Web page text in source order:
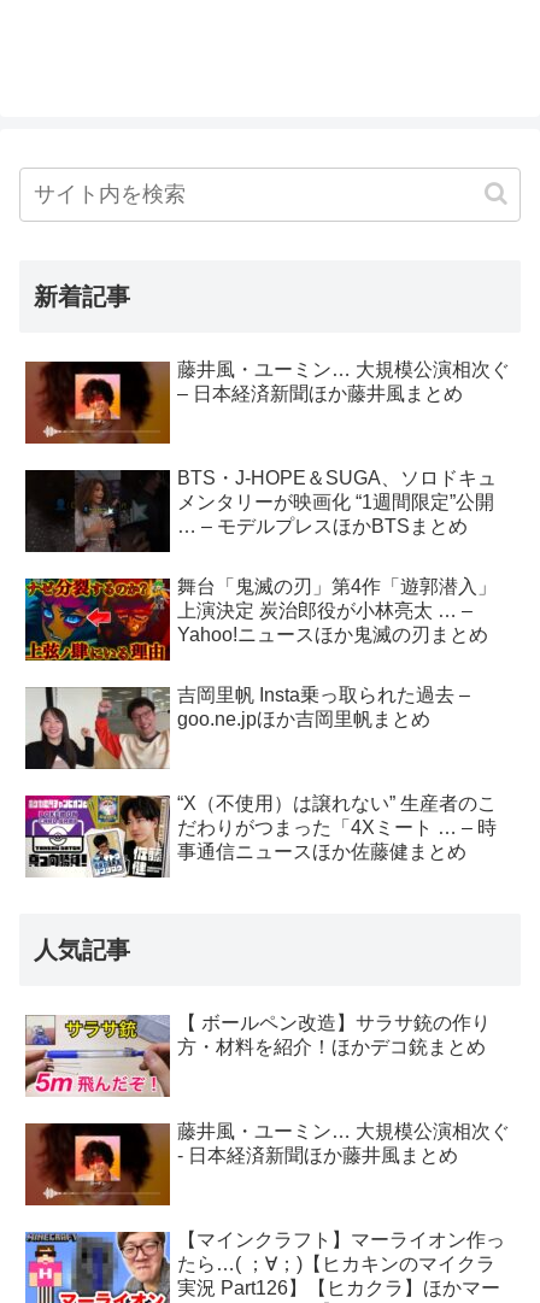
新着記事
藤井風・ユーミン… 大規模公演相次ぐ
– 日本経済新聞ほか藤井風まとめ
BTS・J-HOPE＆SUGA、ソロドキュ
メンタリーが映画化 “1週間限定”公開
… – モデルプレスほかBTSまとめ
舞台「鬼滅の刃」第4作「遊郭潜入」
上演決定 炭治郎役が小林亮太 … –
Yahoo!ニュースほか鬼滅の刃まとめ
吉岡里帆 Insta乗っ取られた過去 –
goo.ne.jpほか吉岡里帆まとめ
“X（不使用）は譲れない” 生産者のこ
だわりがつまった「4Xミート … – 時
事通信ニュースほか佐藤健まとめ
人気記事
【 ボールペン改造】サラサ銃の作り
方・材料を紹介！ほかデコ銃まとめ
藤井風・ユーミン… 大規模公演相次ぐ
- 日本経済新聞ほか藤井風まとめ
【マインクラフト】マーライオン作っ
たら…( ；∀；)【ヒカキンのマイクラ
実況 Part126】【ヒカクラ】ほかマー